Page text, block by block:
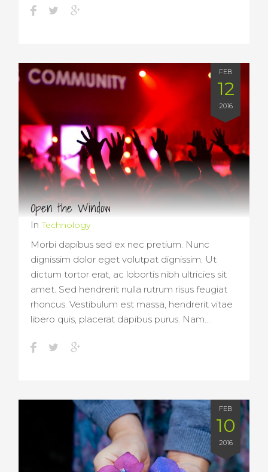
FEB
12
2016
Open the Window
In Technology
Morbi dapibus sed ex nec pretium. Nunc
dignissim dolor eget volutpat dignissim. Ut
dictum tortor erat, ac lobortis nibh ultricies sit
amet. Sed hendrerit nulla rutrum risus feugiat
rhoncus. Vestibulum est massa, hendrerit vitae
libero quis, placerat dapibus purus. Nam…
FEB
10
2016